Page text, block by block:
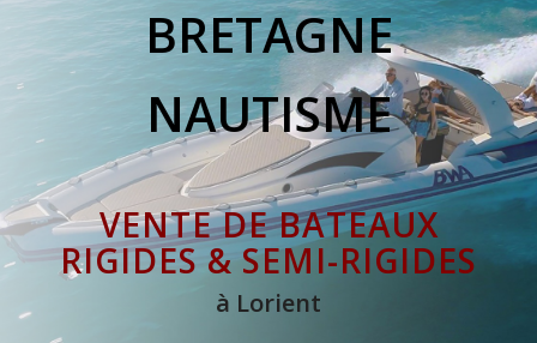
BRETAGNE
NAUTISME
VENTE DE BATEAUX
RIGIDES & SEMI-RIGIDES
à Lorient